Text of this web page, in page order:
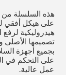
هذه السلسلة من
هيدروليكية لرفع
تصميمها
بجميع أجهزة
على التحكم في
عمل عالية.